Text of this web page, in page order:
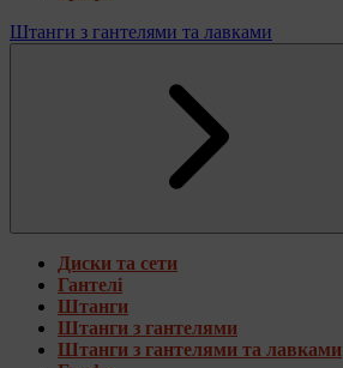
Штанги з гантелями та лавками
Диски та сети
Гантелі
Штанги
Штанги з гантелями
Штанги з гантелями та лавками